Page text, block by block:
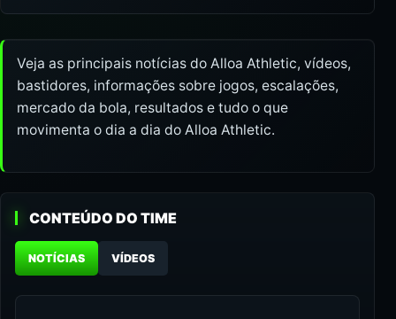
Veja as principais notícias do Alloa Athletic, vídeos,
bastidores, informações sobre jogos, escalações,
mercado da bola, resultados e tudo o que
movimenta o dia a dia do Alloa Athletic.
CONTEÚDO DO TIME
NOTÍCIAS VÍDEOS